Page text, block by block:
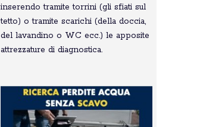
inserendo tramite torrini (gli sfiati sul
tetto) o tramite scarichi (della doccia,
del lavandino o WC ecc.) le apposite
attrezzature di diagnostica.